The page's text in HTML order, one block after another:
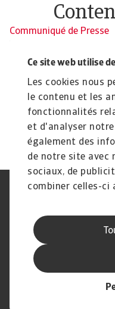
Ce site web utilise
Les cookies nous
le contenu et les
fonctionnalités
et d'analyser
également des
de notre site avec
sociaux, de
combiner celles-ci
collectées lors de
services.
Communiqué de Presse
of global trade
Businesses face increasing
geopolitical tensions, tariffs
16 Jul 2025
Sécurité
Information aux fournisseurs
Disclaimer